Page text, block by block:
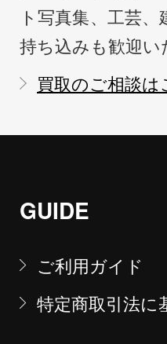
ト写真集、工芸
持ち込みも歓迎い
買取のご相談は
GUIDE
ご利用ガイド
特定商取引法に